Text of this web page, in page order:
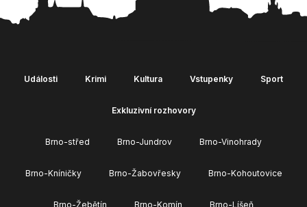
Události Krimi Kultura Vstupenky Sport
Exkluzivní rozhovory
Brno-střed Brno-Jundrov Brno-Vinohrady
Brno-Kníničky Brno-Žabovřesky Brno-Kohoutovice
Brno-Žebětín Brno-Komín Brno-Líšeň